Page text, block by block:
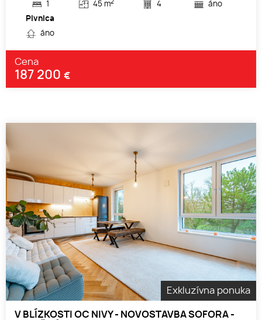
45 m2
4
áno
Pivnica
áno
Cena
187 200 €
Exkluzívna ponuka
V BLÍZKOSTI OC NIVY - NOVOSTAVBA SOFORA -